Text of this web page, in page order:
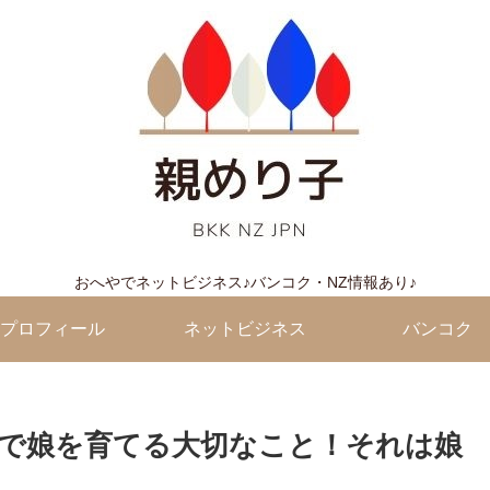
おへやでネットビジネス♪バンコク・NZ情報あり♪
プロフィール ネットビジネス バンコク
娘を育てる大切なこと！それは娘